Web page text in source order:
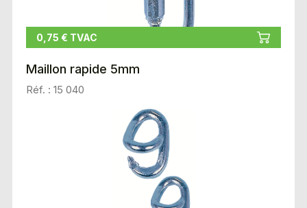
0,75 € TVAC
Maillon rapide 5mm
Réf. : 15 040